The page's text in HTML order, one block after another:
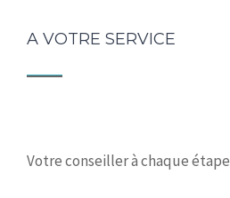
A VOTRE SERVICE
Votre conseiller à chaque